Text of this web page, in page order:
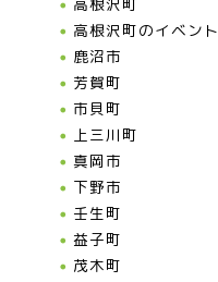
高根沢町のイベント
鹿沼市
芳賀町
市貝町
上三川町
真岡市
下野市
壬生町
益子町
茂木町